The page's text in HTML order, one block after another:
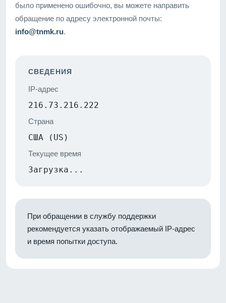
было применено ошибочно, вы можете направить
обращение по адресу электронной почты:
info@tnmk.ru.
СВЕДЕНИЯ
IP-адрес
216.73.216.222
Страна
США (US)
Текущее время
Загрузка...
При обращении в службу поддержки
рекомендуется указать отображаемый IP-адрес
и время попытки доступа.